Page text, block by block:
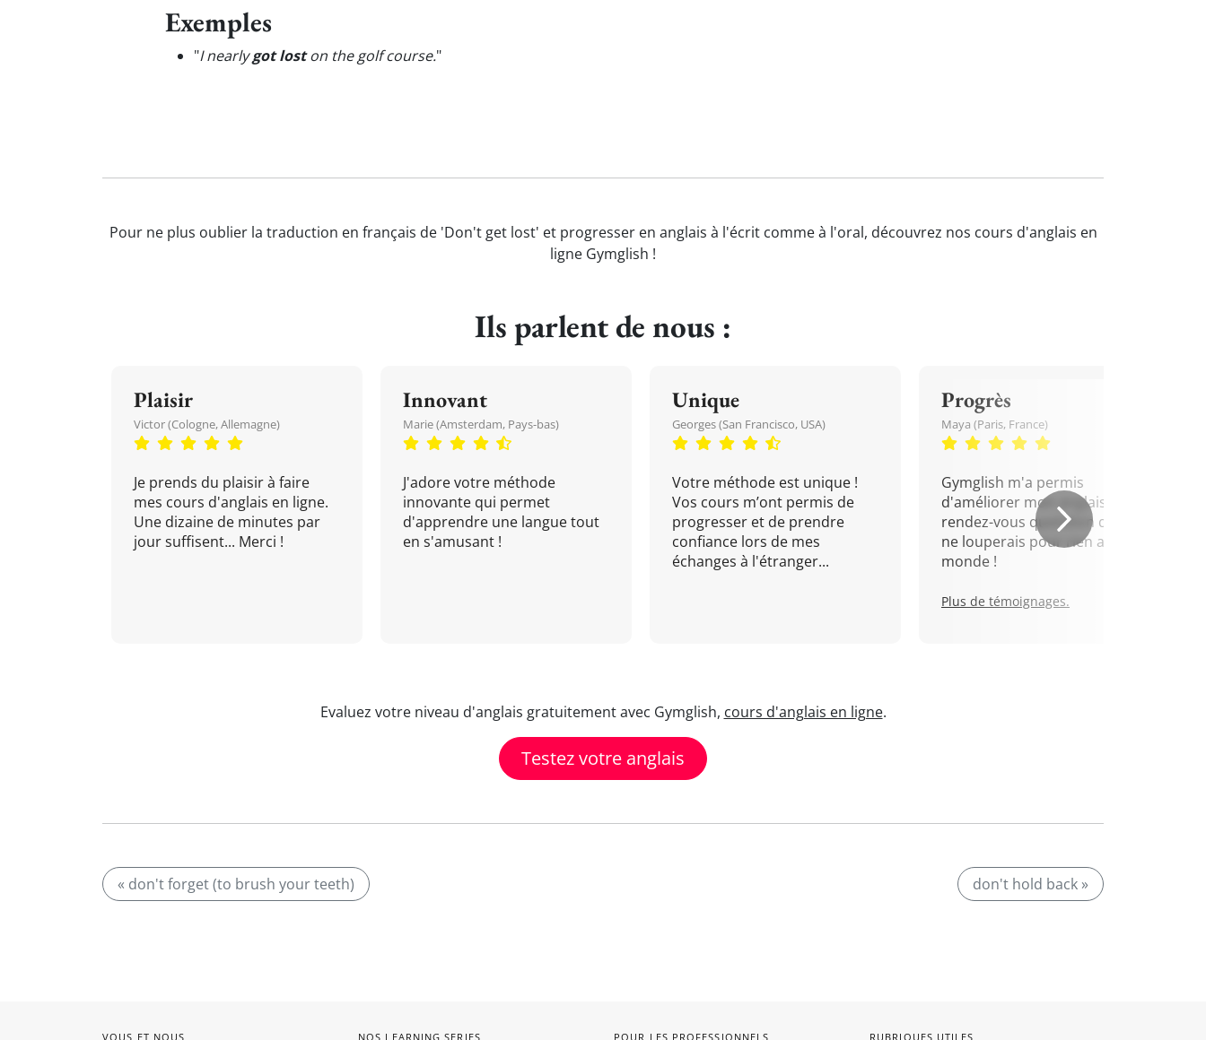
Exemples
"I nearlygot loston the golf course."
Pour ne plus oublier la traduction en français de 'Don't get lost' et progresser en anglais à l'écrit comme à l'oral, découvrez nos cours d'anglais en
ligne Gymglish !
Ils parlent de nous :
Plaisir
Victor (Cologne, Allemagne)
Je prends du plaisir à faire
mes cours d'anglais en ligne.
Une dizaine de minutes par
jour suffisent... Merci !
Innovant
Marie (Amsterdam, Pays-bas)
J'adore votre méthode
innovante qui permet
d'apprendre une langue tout
en s'amusant !
Unique
Georges (San Francisco, USA)
Votre méthode est unique !
Vos cours m’ont permis de
progresser et de prendre
confiance lors de mes
échanges à l'étranger...
Progrès
Maya (Paris, France)
Gymglish m'a permis
d'améliorer mon anglais. Un
rendez-vous quotidien que je
ne louperais pour rien au
monde !
Plus de témoignages.
Evaluez votre niveau d'anglais gratuitement avec Gymglish, cours d'anglais en ligne.
Testez votre anglais
« don't forget (to brush your teeth) don't hold back »
VOUS ET NOUS NOS LEARNING SERIES POUR LES PROFESSIONNELS RUBRIQUES UTILES